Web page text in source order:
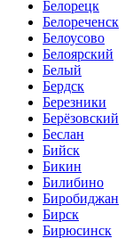
Белорецк
Белореченск
Белоусово
Белоярский
Белый
Бердск
Березники
Берёзовский
Беслан
Бийск
Бикин
Билибино
Биробиджан
Бирск
Бирюсинск